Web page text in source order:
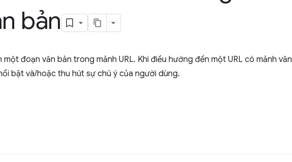
bản
đoạn văn bản trong mảnh URL. Khi điều hướng đến một URL có mảnh văn
bật và/hoặc thu hút sự chú ý của người dùng.